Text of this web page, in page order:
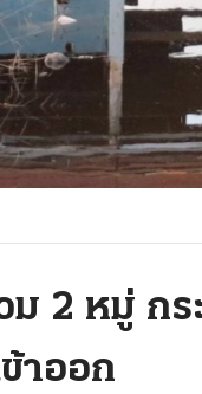
ม 2 หมู่ ก
าออก